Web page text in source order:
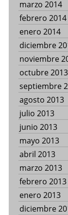
marzo 2014
febrero 2014
enero 2014
diciembre
noviembre
octubre 2013
septiembre
agosto 2013
julio 2013
junio 2013
mayo 2013
abril 2013
marzo 2013
febrero 2013
enero 2013
diciembre